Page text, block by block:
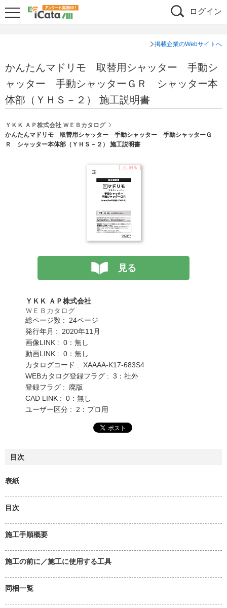
ログイン
掲載企業のWebサイトへ
かんたんマドリモ 取替用シャッター 手動シ
ャッター 手動シャッターＧＲ シャッター本
体部（ＹＨＳ－２） 施工説明書
ＹＫＫ ＡＰ株式会社 ＷＥＢカタログ
かんたんマドリモ 取替用シャッター 手動シャッター 手動シャッターＧ
Ｒ シャッター本体部（ＹＨＳ－２） 施工説明書
見る
ＹＫＫ ＡＰ株式会社
ＷＥＢカタログ
総ページ数 : 24ページ
発行年月 : 2020年11月
画像LINK : 0：無し
動画LINK : 0：無し
カタログコード : XAAAA-K17-683S4
WEBカタログ登録フラグ : 3：社外
登録フラグ : 廃版
CAD LINK : 0：無し
ユーザー区分 : 2：プロ用
目次
表紙
目次
施工手順概要
施工の前に／施工に使用する工具
同梱一覧